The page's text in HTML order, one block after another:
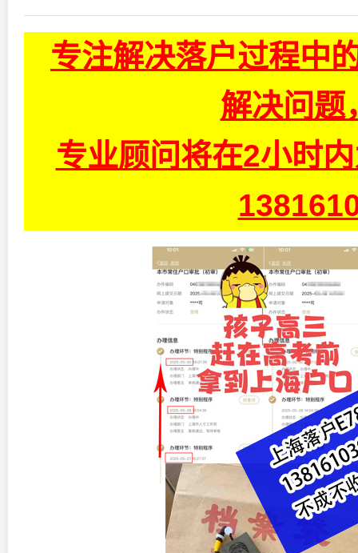
专注解决落户过程中
解决问题
专业顾问将在2小时